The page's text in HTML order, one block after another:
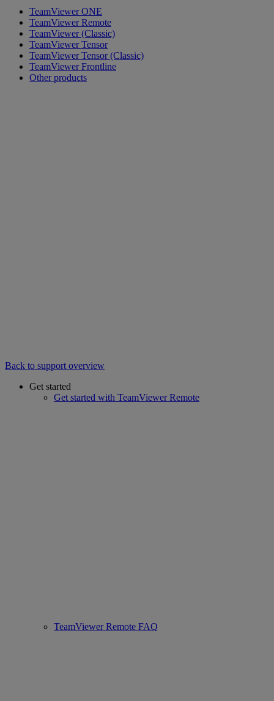
TeamViewer ONE
TeamViewer Remote
TeamViewer (Classic)
TeamViewer Tensor
TeamViewer Tensor (Classic)
TeamViewer Frontline
Other products
Back to support overview
Get started
Get started with TeamViewer Remote
TeamViewer Remote FAQ